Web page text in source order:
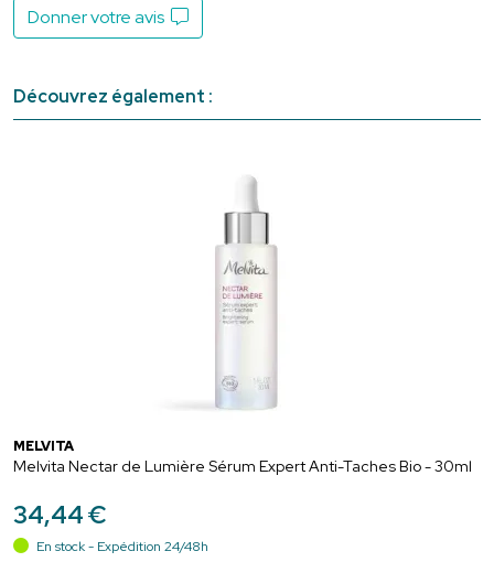
Donner votre avis
Découvrez également :
MELVITA
Melvita Nectar de Lumière Sérum Expert Anti-Taches Bio - 30ml
34,44€
En stock - Expédition 24/48h